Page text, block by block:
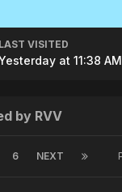
LAST VISITED
at 11:38 AM
by RVV
6 NEXT